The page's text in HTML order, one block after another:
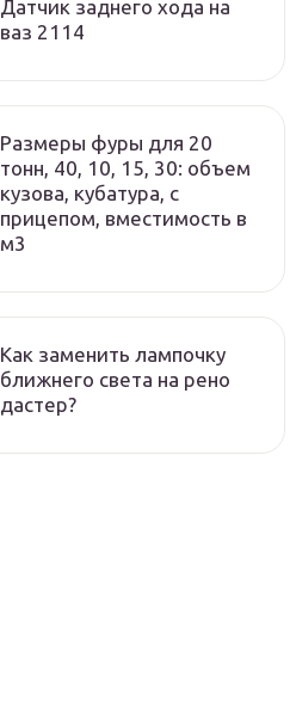
Датчик заднего хода на
ваз 2114
Размеры фуры для 20
тонн, 40, 10, 15, 30: объем
кузова, кубатура, с
прицепом, вместимость в
м3
Как заменить лампочку
ближнего света на рено
дастер?